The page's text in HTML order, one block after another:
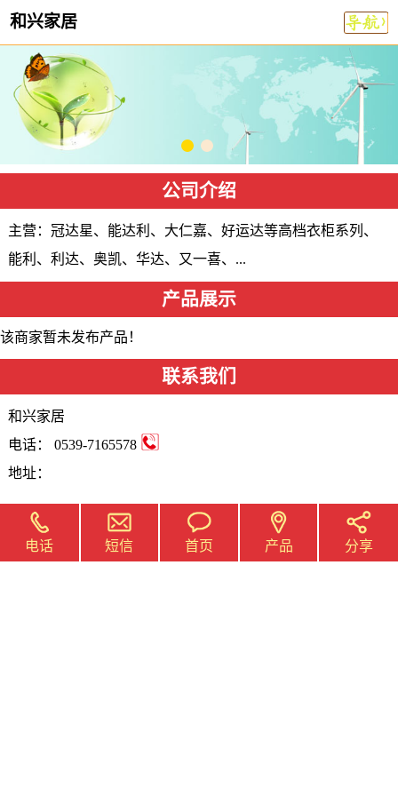
和兴家居
公司介绍
主营：冠达星、能达利、大仁嘉、好运达等高档衣柜系列、
能利、利达、奥凯、华达、又一喜、...
产品展示
该商家暂未发布产品！
联系我们
和兴家居
电话： 0539-7165578
地址：
电话 短信 首页 产品 分享
公司简介
供应产品
资质荣誉